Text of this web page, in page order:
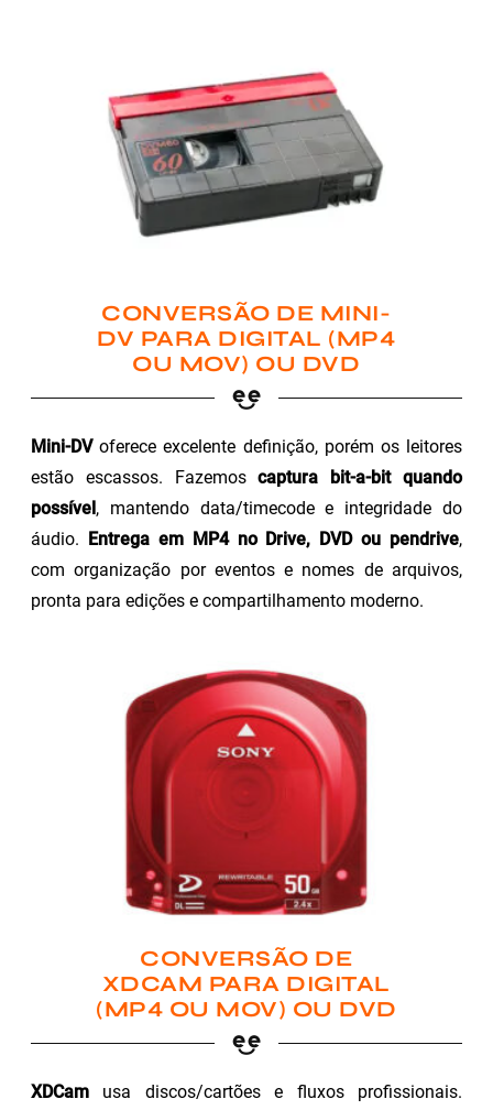
CONVERSÃO DE MINI-
DV PARA DIGITAL (MP4
OU MOV) OU DVD
Mini-DVoferece excelente definição, porém os leitores
estão escassos. Fazemoscaptura bit-a-bit quando
possível, mantendo data/timecode e integridade do
áudio. Entrega em MP4 no Drive, DVD ou pendrive,
com organização por eventos e nomes de arquivos,
pronta para edições e compartilhamento moderno.
CONVERSÃO DE
XDCAM PARA DIGITAL
(MP4 OU MOV) OU DVD
XDCam usa discos/cartões e fluxos profissionais.